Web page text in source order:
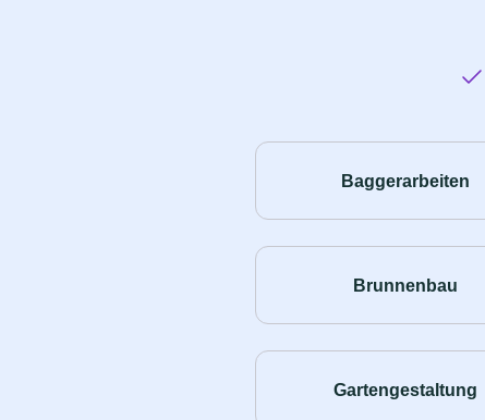
Baggerarbeiten
Brunnenbau
Gartengestaltung